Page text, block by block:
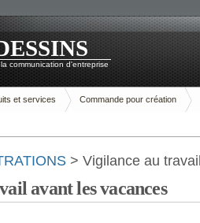
communication d'entreprise
et services Commande pour création
> Vigilance au
avant les vacances